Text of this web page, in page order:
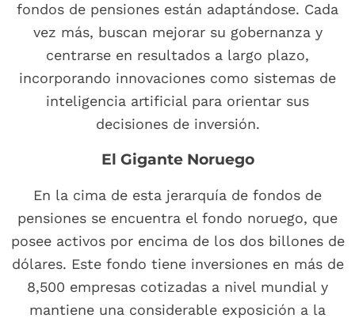
fondos de pensiones están adaptándose. Cada
vez más, buscan mejorar su gobernanza y
centrarse en resultados a largo plazo,
incorporando innovaciones como sistemas de
inteligencia artificial para orientar sus
decisiones de inversión.
El Gigante Noruego
En la cima de esta jerarquía de fondos de
pensiones se encuentra el fondo noruego, que
posee activos por encima de los dos billones de
dólares. Este fondo tiene inversiones en más de
8,500 empresas cotizadas a nivel mundial y
mantiene una considerable exposición a la